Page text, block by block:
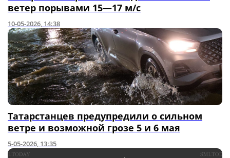
ветер порывами 15—17 м/с
10-05-2026, 14:38
Татарстанцев предупредили о сильном
ветре и возможной грозе 5 и 6 мая
5-05-2026, 13:35